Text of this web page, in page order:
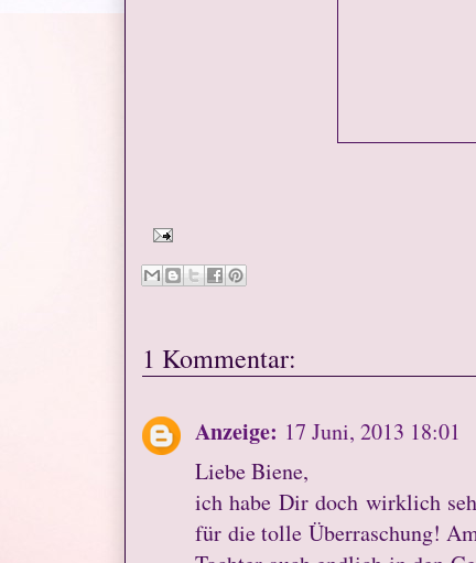
1 Kommentar:
Anzeige: 17 Juni, 2013 18:01
Liebe Biene,
ich habe Dir doch wirklich
für die tolle Überraschung!